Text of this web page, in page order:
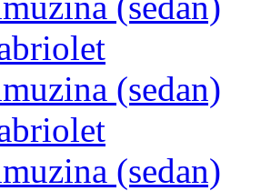
(sedan)
(sedan)